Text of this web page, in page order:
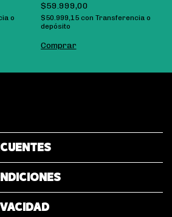
o
$59.999,00
$50.999,15 con Transferencia o
depósito
Comprar